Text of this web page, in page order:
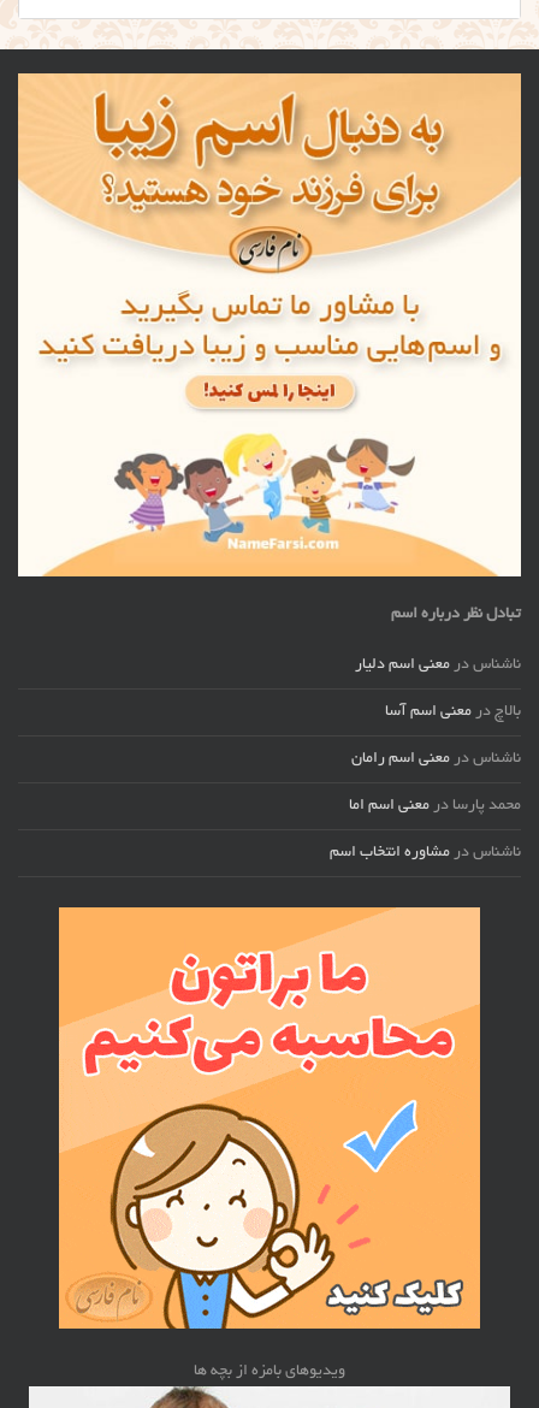
تبادل نظر درباره اسم
ناشناس در معنی اسم دلیار
بالاچ در معنی اسم آسا
ناشناس در معنی اسم رامان
محمد پارسا در معنی اسم اما
ناشناس در مشاوره انتخاب اسم
ویدیوهای بامزه از بچه ها